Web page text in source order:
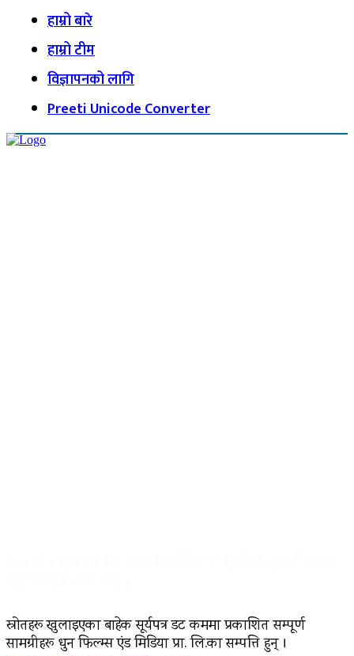
हाम्रो बारे
हाम्रो टीम
विज्ञापनको लागि
Preeti Unicode Converter
स्रोतहरू खुलाइएका बाहेक सूर्यपत्र डट कममा प्रकाशित सम्पूर्ण
सामग्रीहरू धुन फिल्म्स एंड मिडिया प्रा. लि.का सम्पत्ति हुन् ।